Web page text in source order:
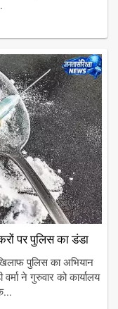
पर पुलिस का डंडा
पुलिस का अभियान
ने गुरुवार को कार्यालय